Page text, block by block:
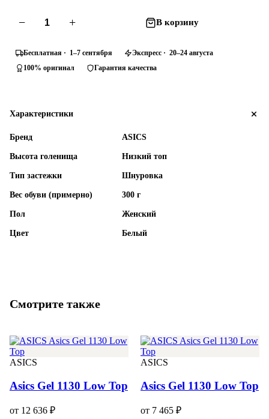
− + В корзину
Бесплатная · 1–7 сентября
Экспресс · 20–24 августа
100% оригинал
Гарантия качества
Характеристики
Бренд ASICS
Высота голенища Низкий топ
Тип застежки Шнуровка
Вес обуви (примерно) 300 г
Пол Женский
Цвет Белый
Смотрите также
ASICS
Asics Gel 1130 Low Top
от 12 636 ₽
ASICS
Asics Gel 1130 Low Top
от 7 465 ₽